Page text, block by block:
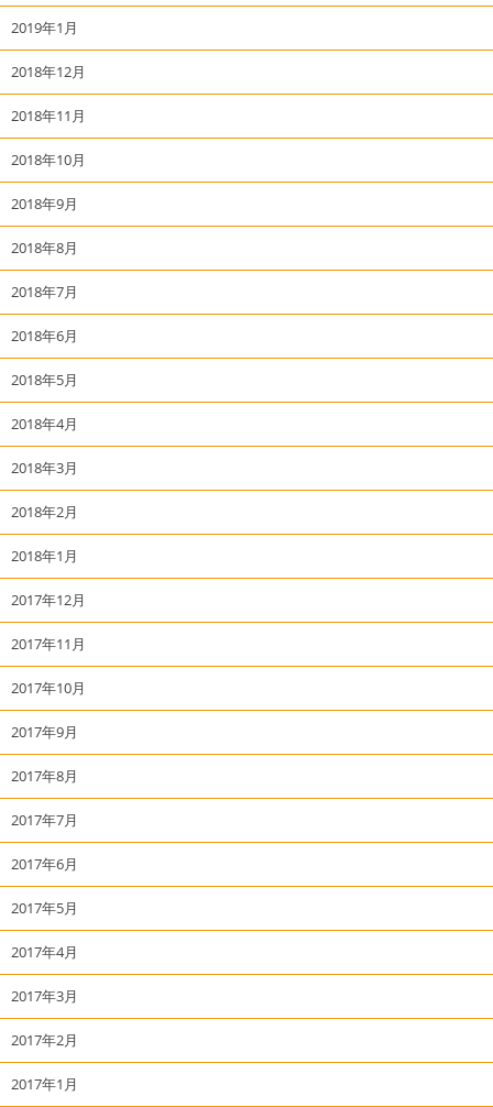
2019年1月
2018年12月
2018年11月
2018年10月
2018年9月
2018年8月
2018年7月
2018年6月
2018年5月
2018年4月
2018年3月
2018年2月
2018年1月
2017年12月
2017年11月
2017年10月
2017年9月
2017年8月
2017年7月
2017年6月
2017年5月
2017年4月
2017年3月
2017年2月
2017年1月